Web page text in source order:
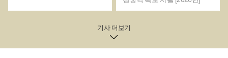
원금융) 등과 관련된 보험사와 금융사들은 모두 수익이 늘었다.
삼성화재해상보험, 하나금융지주, KB금융, 신한지주, 한국금융
2021~2025년까지 영업이익이 꾸준한 증가세를 보였다.재생에
기사 더보기